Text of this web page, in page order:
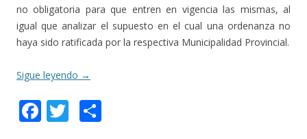
no obligatoria para que entren en vigencia las mismas, al
igual que analizar el supuesto en el cual una ordenanza no
haya sido ratificada por la respectiva Municipalidad Provincial.
Sigue leyendo →
F T